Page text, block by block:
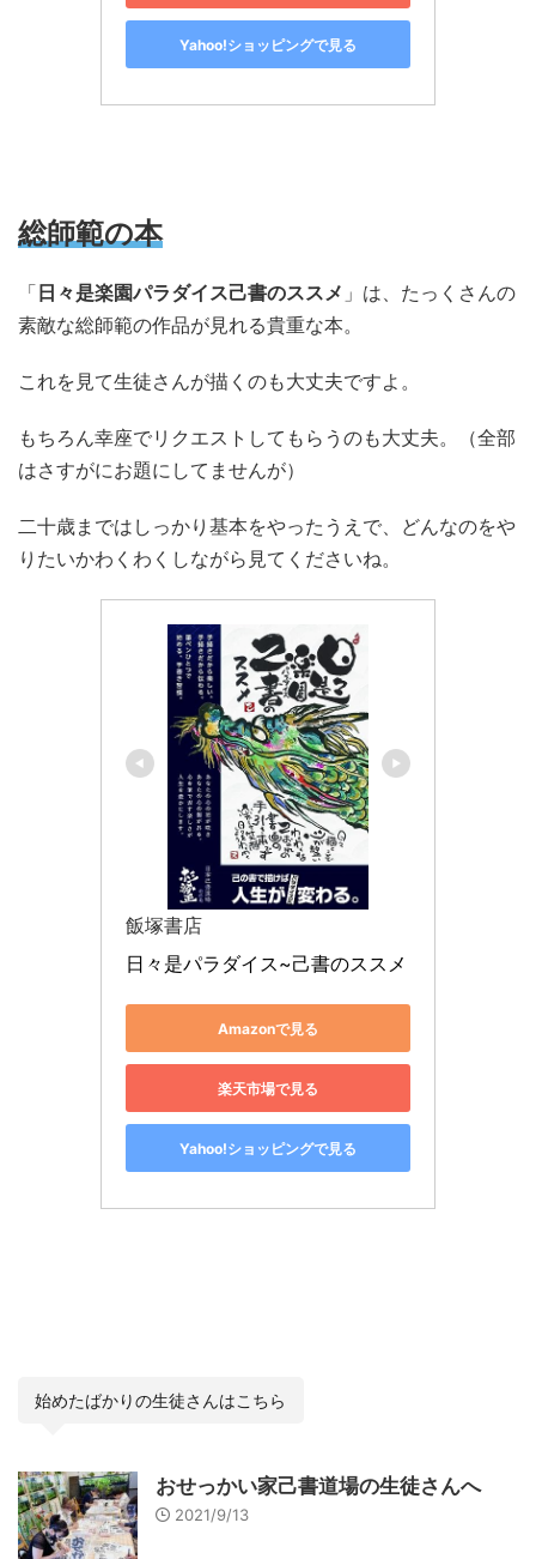
Yahoo!ショッピングで見る
総師範の本
「 日々是楽園パラダイス己書のススメ 」は、たっくさんの
素敵な総師範の作品が見れる貴重な本。
これを見て生徒さんが描くのも大丈夫ですよ。
もちろん幸座でリクエストしてもらうのも大丈夫。（全部
はさすがにお題にしてませんが）
二十歳まではしっかり基本をやったうえで、どんなのをや
りたいかわくわくしながら見てくださいね。
飯塚書店
日々是パラダイス~己書のススメ
Amazonで見る
楽天市場で見る
Yahoo!ショッピングで見る
始めたばかりの生徒さんはこちら
おせっかい家己書道場の生徒さんへ
2021/9/13